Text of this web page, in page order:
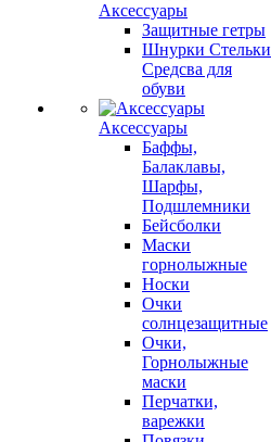
Аксессуары
Защитные гетры
Шнурки Стельки
Средсва для
обуви
Аксессуары
Баффы,
Балаклавы,
Шарфы,
Подшлемники
Бейсболки
Маски
горнолыжные
Носки
Очки
солнцезащитные
Очки,
Горнолыжные
маски
Перчатки,
варежки